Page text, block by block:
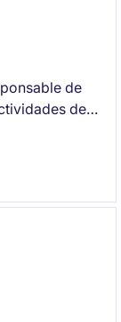
de
de
de las
en el